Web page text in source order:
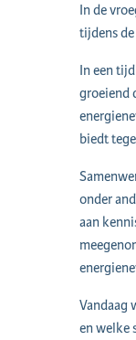
In de
tijdens
In een
groeiend
biedt
onder
aan
Vandaag
en welke